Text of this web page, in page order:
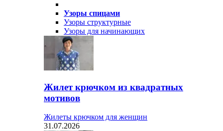
Узоры спицами
Узоры структурные
Узоры для начинающих
Жилет крючком из квадратных
мотивов
Жилеты крючком для женщин
31.07.2026